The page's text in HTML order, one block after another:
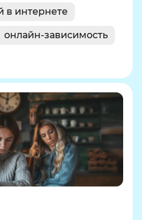
в интернете
онлайн-зависимость